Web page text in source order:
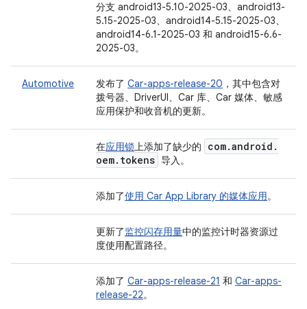
分支 android13-5.10-2025-03、android13-
5.15-2025-03、android14-5.15-2025-03、
android14-6.1-2025-03 和 android15-6.6-
2025-03。
Automotive 发布了 Car-apps-release-20 ，其中包含对
拨号器、DriverUI、Car 库、Car 媒体、敏感
应用保护和收音机的更新。
在应用锁上添加了缺少的 com.android .
oem. tokens 导入。
添加了使用 Car App Library 的媒体应用。
更新了监控闪存用量中的监控计时器资源过
度使用配置路径。
添加了 Car-apps-release-21 和 Car-apps-
release-22。